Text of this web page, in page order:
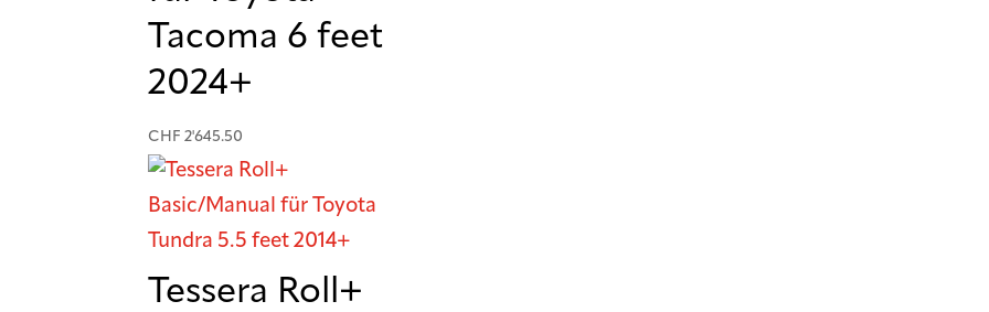
Tacoma 6 feet
2024+
CHF 2'645.50
Tessera Roll+